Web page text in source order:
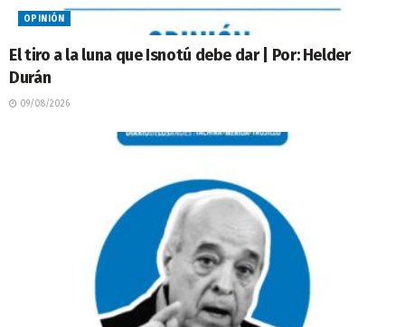
OPINIÓN
El tiro a la luna que Isnotú debe dar | Por: Helder
Durán
09/08/2026